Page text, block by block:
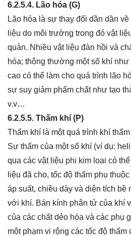
6.2.5.4. Lão hóa (G)
Lão hóa là sự thay đổi dần dần
liệu do môi trường trong đó vật
quản. Nhiều vật liệu đàn hồi và
hóa; thông thường một số khí
cao có thể làm cho quá trình lão
sự suy giảm phẩm chất như tạo
v.v…
6.2.5.5. Thấm khí (P)
Thấm khí là một quá trình khí
Sự thấm của một số khí (ví dụ:
qua các vật liệu phi kim loại có
liệu đã cho, tốc độ thấm phụ
áp suất, chiều dày và diện tích bề
với khí. Bán kính phân tử của khí
của các chất dẻo hóa và các phụ
một phạm vi rộng các tốc độ thấm